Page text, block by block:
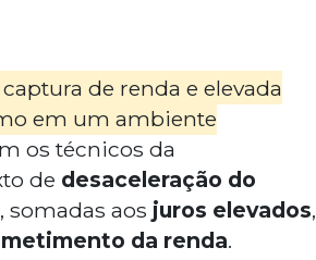
de renda e elevada
em um ambiente
os técnicos da
de desaceleração do
somadas aos juros elevados,
da renda.